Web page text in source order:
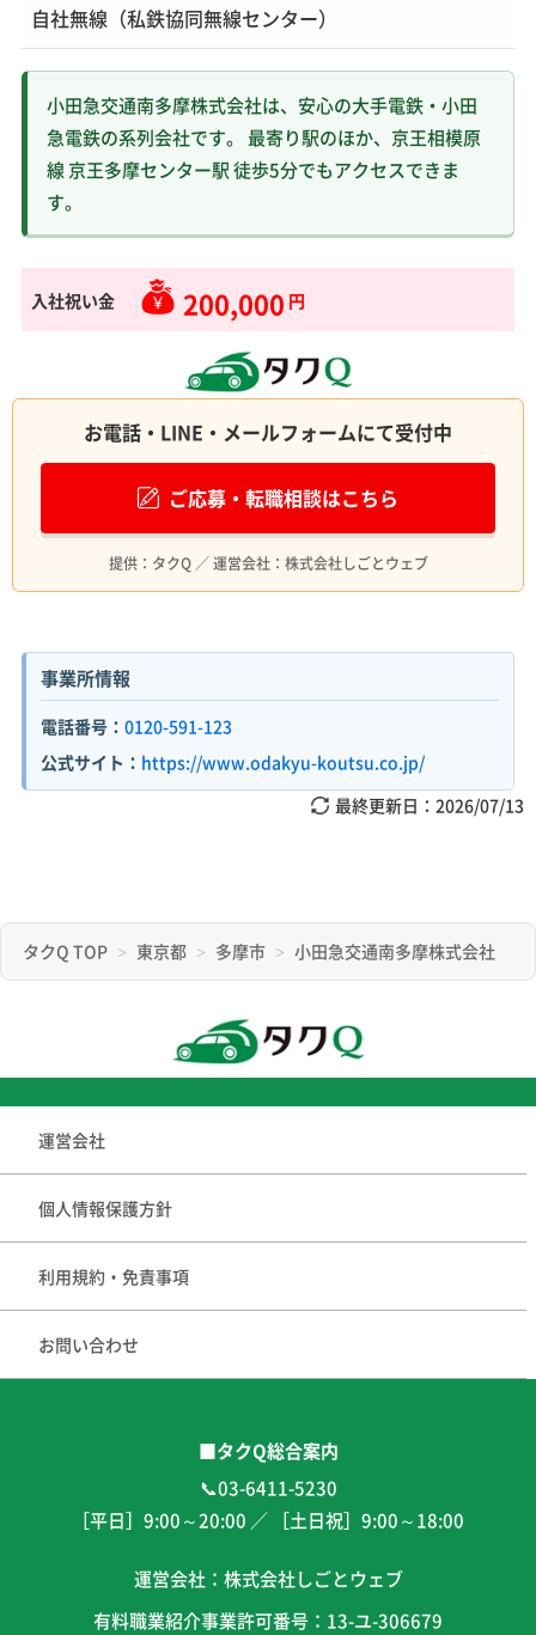
自社無線（私鉄協同無線センター）
小田急交通南多摩株式会社は、安心の大手電鉄・小田
急電鉄の系列会社です。 最寄り駅のほか、京王相模原
線 京王多摩センター駅 徒歩5分でもアクセスできま
す。
入社祝い金 200,000 円
お電話・LINE・メールフォームにて受付中
ご応募・転職相談はこちら
提供：タクQ ／ 運営会社：株式会社しごとウェブ
事業所情報
電話番号： 0120-591-123
公式サイト： https://www.odakyu-koutsu.co.jp/
最終更新日： 2026/07/13
タクQ TOP 東京都 多摩市 小田急交通南多摩株式会社
運営会社
個人情報保護方針
利用規約・免責事項
お問い合わせ
■タクQ総合案内
📞03-6411-5230
［平日］ 9:00～20:00 ／ ［土日祝］ 9:00～18:00
運営会社：株式会社しごとウェブ
有料職業紹介事業許可番号：13-ユ-306679